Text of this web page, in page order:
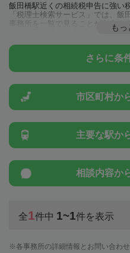
飯田橋駅近くの相続税申告に強い
「税理士検索サービス」では、
事務所を一覧で見ることが出来ま
とは一度近隣の税理士に相談して
もっ
さらに条
市区町村か
主要な駅か
相談内容か
全1件中 1~1件を表示
各事務所の詳細情報とお問い合わ